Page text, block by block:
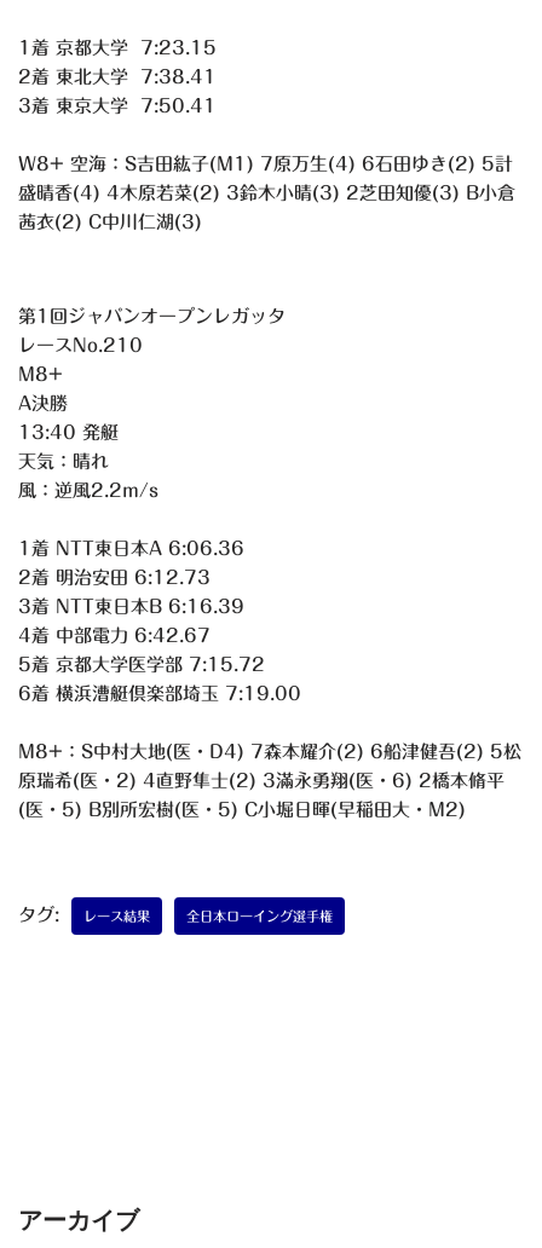
1着 京都大学 7:23.15
2着 東北大学 7:38.41
3着 東京大学 7:50.41
W8+ 空海：S吉田紘子(M1) 7原万生(4) 6石田ゆき(2) 5計
盛晴香(4) 4木原若菜(2) 3鈴木小晴(3) 2芝田知優(3) B小倉
茜衣(2) C中川仁湖(3)
第1回ジャパンオープンレガッタ
レースNo.210
M8+
A決勝
13:40 発艇
天気：晴れ
風：逆風2.2m/s
1着 NTT東日本A 6:06.36
2着 明治安田 6:12.73
3着 NTT東日本B 6:16.39
4着 中部電力 6:42.67
5着 京都大学医学部 7:15.72
6着 横浜漕艇倶楽部埼玉 7:19.00
M8+：S中村大地(医・D4) 7森本耀介(2) 6船津健吾(2) 5松
原瑞希(医・2) 4直野隼士(2) 3滿永勇翔(医・6) 2橋本脩平
(医・5) B別所宏樹(医・5) C小堀日暉(早稲田大・M2)
タグ: レース結果 全日本ローイング選手権
アーカイブ